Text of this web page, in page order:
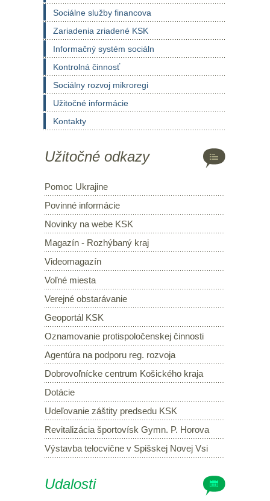
Sociálne služby financova
Zariadenia zriadené KSK
Informačný systém sociáln
Kontrolná činnosť
Sociálny rozvoj mikroregi
Užitočné informácie
Kontakty
Užitočné odkazy
Pomoc Ukrajine
Povinné informácie
Novinky na webe KSK
Magazín - Rozhýbaný kraj
Videomagazín
Voľné miesta
Verejné obstarávanie
Geoportál KSK
Oznamovanie protispoločenskej činnosti
Agentúra na podporu reg. rozvoja
Dobrovoľnícke centrum Košického kraja
Dotácie
Udeľovanie záštity predsedu KSK
Revitalizácia športovísk Gymn. P. Horova
Výstavba telocvične v Spišskej Novej Vsi
Udalosti